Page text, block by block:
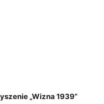
„Wizna 1939”